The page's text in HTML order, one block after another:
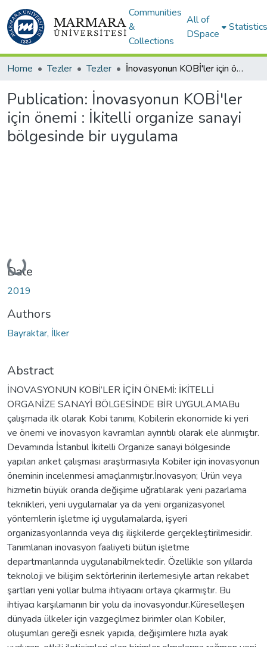
Communities
&
Collections
All of
DSpace
Statistics
Home Tezler Tezler İnovasyonun KOBİ'ler için önemi : İkitelli organize sanayi bölgesinde bir uygulama
Publication: İnovasyonun KOBİ'ler
için önemi : İkitelli organize sanayi
bölgesinde bir uygulama
Loading...
Date
2019
Authors
Bayraktar, İlker
Abstract
İNOVASYONUN KOBİ’LER İÇİN ÖNEMİ: İKİTELLİ
ORGANİZE SANAYİ BÖLGESİNDE BİR UYGULAMABu
çalışmada ilk olarak Kobi tanımı, Kobilerin ekonomide ki yeri
ve önemi ve inovasyon kavramları ayrıntılı olarak ele alınmıştır.
Devamında İstanbul İkitelli Organize sanayi bölgesinde
yapılan anket çalışması araştırmasıyla Kobiler için inovasyonun
öneminin incelenmesi amaçlanmıştır.İnovasyon; Ürün veya
hizmetin büyük oranda değişime uğratılarak yeni pazarlama
teknikleri, yeni uygulamalar ya da yeni organizasyonel
yöntemlerin işletme içi uygulamalarda, işyeri
organizasyonlarında veya dış ilişkilerde gerçekleştirilmesidir.
Tanımlanan inovasyon faaliyeti bütün işletme
departmanlarında uygulanabilmektedir. Özellikle son yıllarda
teknoloji ve bilişim sektörlerinin ilerlemesiyle artan rekabet
şartları yeni yollar bulma ihtiyacını ortaya çıkarmıştır. Bu
ihtiyacı karşılamanın bir yolu da inovasyondur.Küreselleşen
dünyada ülkeler için vazgeçilmez birimler olan Kobiler,
oluşumları gereği esnek yapıda, değişimlere hızla ayak